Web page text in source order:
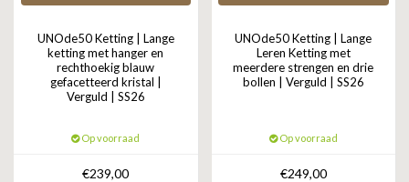
KARMA
UNOde50 Ketting | Lange
ketting met hanger en
rechthoekig blauw
gefacetteerd kristal |
Verguld | SS26
Op voorraad
€239,00
UNOde50 Ketting | Lange
Leren Ketting met
meerdere strengen en drie
bollen | Verguld | SS26
Op voorraad
€249,00